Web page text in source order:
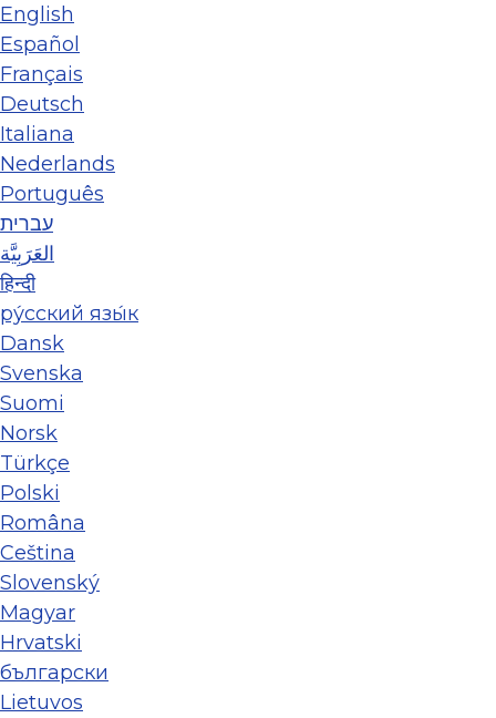
English
Español
Français
Deutsch
Italiana
Nederlands
Português
עברית
العَرَبِيَّة
हिन्दी
ру́сский язы́к
Dansk
Svenska
Suomi
Norsk
Türkçe
Polski
Româna
Ceština
Slovenský
Magyar
Hrvatski
български
Lietuvos